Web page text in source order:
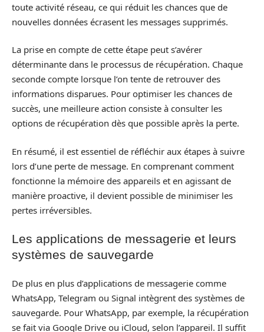
toute activité réseau, ce qui réduit les chances que de
nouvelles données écrasent les messages supprimés.
La prise en compte de cette étape peut s’avérer
déterminante dans le processus de récupération. Chaque
seconde compte lorsque l’on tente de retrouver des
informations disparues. Pour optimiser les chances de
succès, une meilleure action consiste à consulter les
options de récupération dès que possible après la perte.
En résumé, il est essentiel de réfléchir aux étapes à suivre
lors d’une perte de message. En comprenant comment
fonctionne la mémoire des appareils et en agissant de
manière proactive, il devient possible de minimiser les
pertes irréversibles.
Les applications de messagerie et leurs
systèmes de sauvegarde
De plus en plus d’applications de messagerie comme
WhatsApp, Telegram ou Signal intègrent des systèmes de
sauvegarde. Pour WhatsApp, par exemple, la récupération
se fait via Google Drive ou iCloud, selon l’appareil. Il suffit